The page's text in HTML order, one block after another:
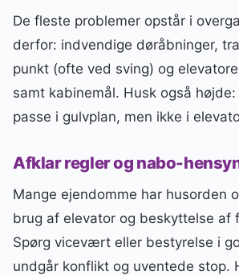
De fleste problemer opstår i
derfor: indvendige døråbninger,
punkt (ofte ved sving) og
samt kabinemål. Husk også
passe i gulvplan, men ikke i
Afklar regler og nabo-
Mange ejendomme har husorden
brug af elevator og beskyttelse af
Spørg vicevært eller bestyrelse i
undgår konflikt og uventede stop.